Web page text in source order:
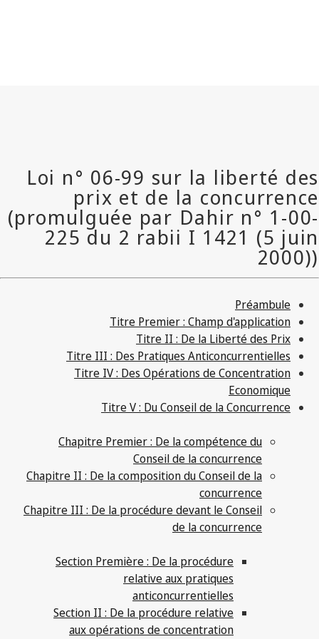
Préambule
Titre Premier : Champ d'application
Titre II : De la Liberté des Prix
Titre III : Des Pratiques Anticoncurrentielles
Titre IV : Des Opérations de Concentration
Economique
Titre V : Du Conseil de la Concurrence
Chapitre Premier : De la compétence du
Conseil de la concurrence
Chapitre II : De la composition du Conseil de la
concurrence
Chapitre III : De la procédure devant le Conseil
de la concurrence
Section Première : De la procédure
relative aux pratiques
anticoncurrentielles
Section II : De la procédure relative
aux opérations de concentration